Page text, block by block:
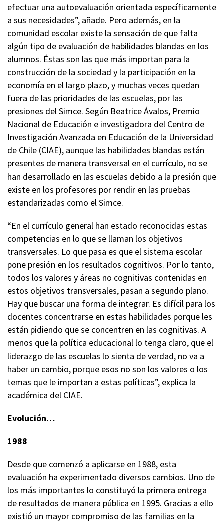
efectuar una autoevaluación orientada específicamente
a sus necesidades”, añade. Pero además, en la
comunidad escolar existe la sensación de que falta
algún tipo de evaluación de habilidades blandas en los
alumnos. Éstas son las que más importan para la
construcción de la sociedad y la participación en la
economía en el largo plazo, y muchas veces quedan
fuera de las prioridades de las escuelas, por las
presiones del Simce. Según Beatrice Ávalos, Premio
Nacional de Educación e investigadora del Centro de
Investigación Avanzada en Educación de la Universidad
de Chile (CIAE), aunque las habilidades blandas están
presentes de manera transversal en el currículo, no se
han desarrollado en las escuelas debido a la presión que
existe en los profesores por rendir en las pruebas
estandarizadas como el Simce.
“En el currículo general han estado reconocidas estas
competencias en lo que se llaman los objetivos
transversales. Lo que pasa es que el sistema escolar
pone presión en los resultados cognitivos. Por lo tanto,
todos los valores y áreas no cognitivas contenidas en
estos objetivos transversales, pasan a segundo plano.
Hay que buscar una forma de integrar. Es difícil para los
docentes concentrarse en estas habilidades porque les
están pidiendo que se concentren en las cognitivas. A
menos que la política educacional lo tenga claro, que el
liderazgo de las escuelas lo sienta de verdad, no va a
haber un cambio, porque esos no son los valores o los
temas que le importan a estas políticas”, explica la
académica del CIAE.
Evolución…
1988
Desde que comenzó a aplicarse en 1988, esta
evaluación ha experimentado diversos cambios. Uno de
los más importantes lo constituyó la primera entrega
de resultados de manera pública en 1995. Gracias a ello
existió un mayor compromiso de las familias en la